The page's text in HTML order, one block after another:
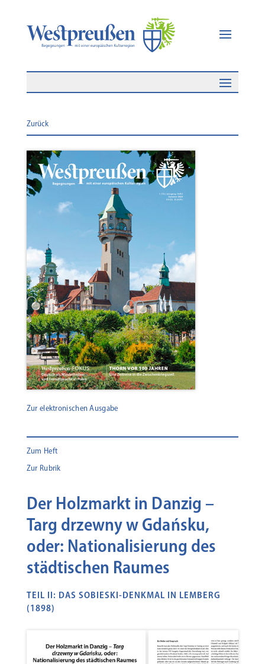
Zurück
Zur elektronischen Ausgabe
Zum Heft
Zur Rubrik
Der Holzmarkt in Danzig –
Targ drzewny w Gdańsku,
oder: Nationalisierung des
städtischen Raumes
TEIL II: DAS SOBIESKI-DENKMAL IN LEMBERG
(1898)